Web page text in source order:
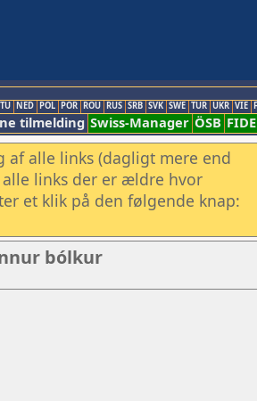
NED POL POR ROU RUS SRB SVK SWE TUR UKR VIE
tilmelding Swiss-Manager ÖSB FIDE
af alle links (dagligt mere end
alle links der er ældre hvor
et klik på den følgende knap:
bólkur